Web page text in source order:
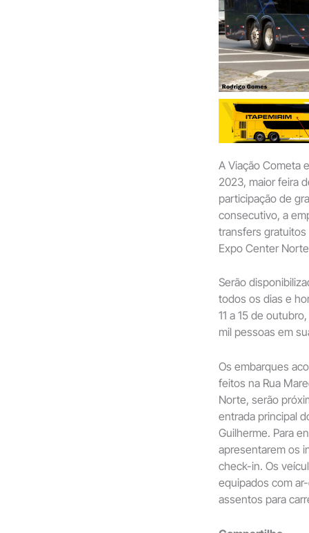
A Viação Cometa
2023, maior feira
participação de
consecutivo, a
transfers
Expo Center
Serão
todos os dias e
11 a 15 de
mil pessoas em
Os embarques
feitos na Rua
Norte, serão
entrada principal
Guilherme. Para
apresentarem os
check-in. Os
equipados com
assentos para